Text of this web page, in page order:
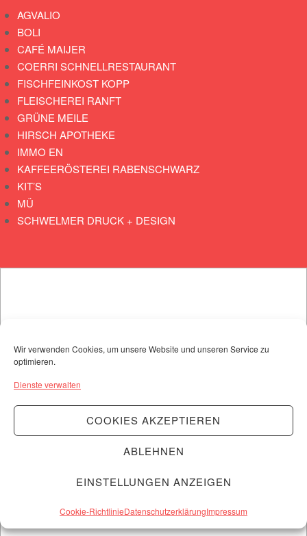
Wir verwenden Cookies, um unsere Website und unseren Service zu
optimieren.
Dienste verwalten
COOKIES AKZEPTIEREN
ABLEHNEN
EINSTELLUNGEN ANZEIGEN
Cookie-RichtlinieDatenschutzerklärungImpressum
AGVALIO
BOLI
CAFÉ MAIJER
COERRI SCHNELLRESTAURANT
FISCHFEINKOST KOPP
FLEISCHEREI RANFT
GRÜNE MEILE
HIRSCH APOTHEKE
IMMO EN
KAFFEERÖSTEREI RABENSCHWARZ
KIT’S
MÜ
SCHWELMER DRUCK + DESIGN
Fischfeinkost
Kopp
8.30 bis 16.00 Uhr
8.30 bis 13.00 Uhr